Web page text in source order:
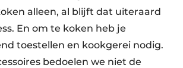
alleen, al blijft dat uiteraard
En om te koken heb je
toestellen en kookgerei nodig.
bedoelen we niet de